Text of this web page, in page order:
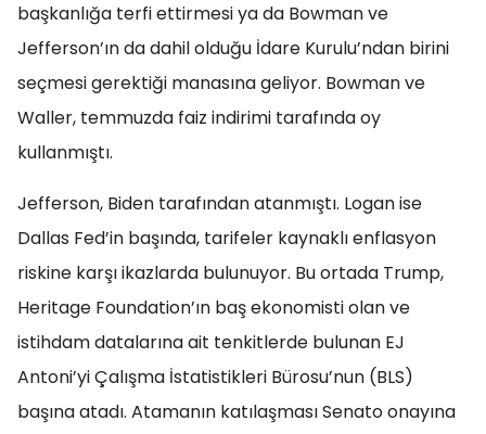
başkanlığa terfi ettirmesi ya da Bowman ve
Jefferson’ın da dahil olduğu İdare Kurulu’ndan birini
seçmesi gerektiği manasına geliyor. Bowman ve
Waller, temmuzda faiz indirimi tarafında oy
kullanmıştı.
Jefferson, Biden tarafından atanmıştı. Logan ise
Dallas Fed’in başında, tarifeler kaynaklı enflasyon
riskine karşı ikazlarda bulunuyor. Bu ortada Trump,
Heritage Foundation’ın baş ekonomisti olan ve
istihdam datalarına ait tenkitlerde bulunan EJ
Antoni’yi Çalışma İstatistikleri Bürosu’nun (BLS)
başına atadı. Atamanın katılaşması Senato onayına